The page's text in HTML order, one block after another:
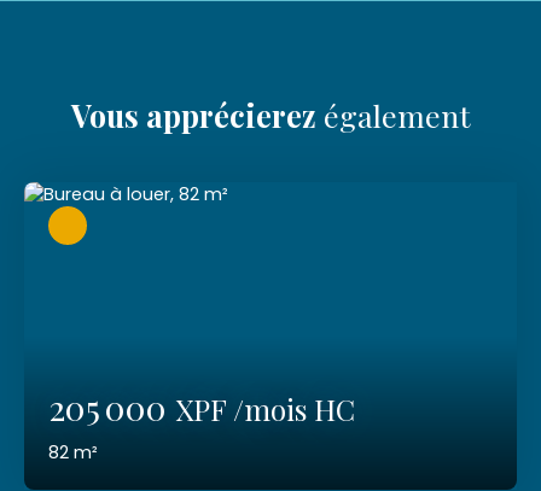
Vous apprécierez également
205 000 XPF /mois HC
82 m²